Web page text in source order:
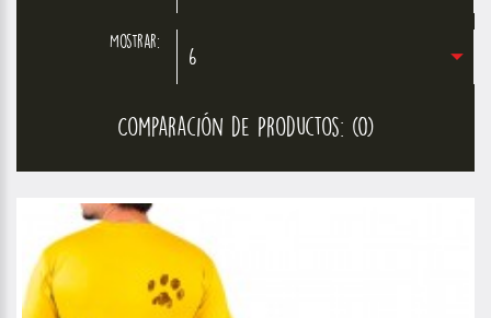
Mostrar:
6
Comparación de Productos: (0)